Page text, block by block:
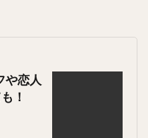
や恋人
！